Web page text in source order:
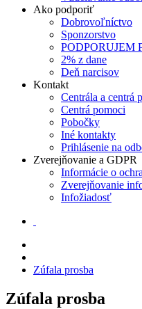
Ako podporiť
Dobrovoľníctvo
Sponzorstvo
PODPORUJEM
2% z dane
Deň narcisov
Kontakt
Centrála a centrá
Centrá pomoci
Pobočky
Iné kontakty
Prihlásenie na
Zverejňovanie a GDPR
Informácie o
Zverejňovanie
Infožiadosť
Zúfala prosba
Zúfala prosba